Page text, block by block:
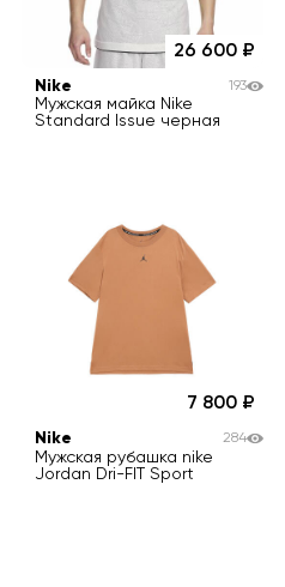
26 600
Nike
Мужская майка Nike
Standard Issue черная
193
7 800
Nike
Мужская рубашка nike
Jordan Dri-FIT Sport
284